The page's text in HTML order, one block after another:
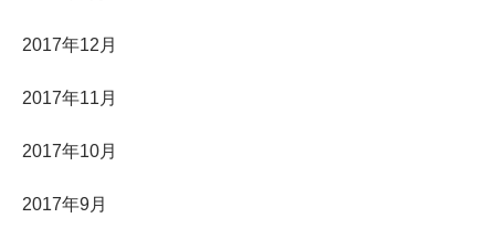
2017年12月
2017年11月
2017年10月
2017年9月